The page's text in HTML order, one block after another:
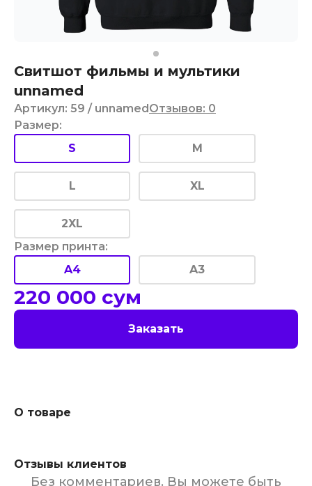
Свитшот фильмы и мультики
unnamed
Артикул: 59 / unnamedОтзывов: 0
Размер:
S
M
L XL
2XL
Размер принта:
A4
A3
220 000 сум
Заказать
О товаре
Отзывы клиентов
Без комментариев. Вы можете быть